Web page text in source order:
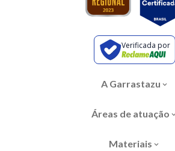
Verificada por
A Garrastazu
Áreas de atuação
Materiais